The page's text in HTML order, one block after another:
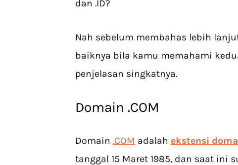
dan .ID?
Nah sebelum membahas lebih
baiknya bila kamu memahami
penjelasan singkatnya.
Domain .COM
Domain .COM adalah ekstensi
tanggal 15 Maret 1985, dan saat ini